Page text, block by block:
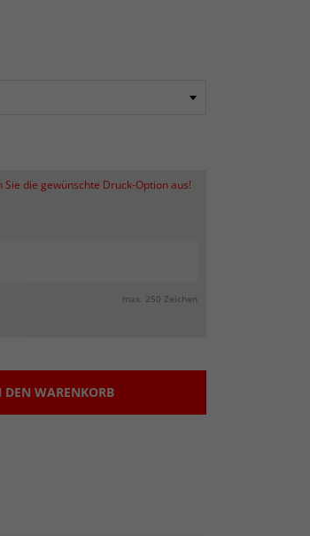
die gewünschte Druck-Option aus!
max. 250 Zeichen
DEN WARENKORB